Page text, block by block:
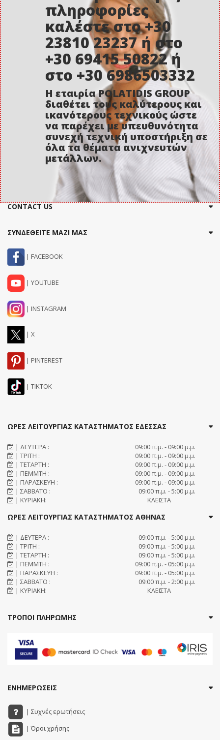
πληροφορίες
καλέστε στο +30
23810 23237 ή στο
+30 69415 50822 ή
στο +30 6986503332
Η εταιρία POLATIDIS GROUP
διαθέτει τους καλύτερους και
ικανότερους τεχνικούς ώστε
να παρέχει με υπευθυνότητα
συνεχή τεχνική υποστήριξη σε
όλα τα θέματα ανιχνευτών
μετάλλων.
CONTACT US
ΣΥΝΔΕΘΕΙΤΕ ΜΑΖΙ ΜΑΣ
| FACEBOOK
| YOUTUBE
| INSTAGRAM
| X
| PINTEREST
| TIKTOK
ΩΡΕΣ ΛΕΙΤΟΥΡΓΙΑΣ ΚΑΤΑΣΤΗΜΑΤΟΣ ΕΔΕΣΣΑΣ
| ΔΕΥΤΕΡΑ :
09:00 π.μ. - 09:00 μ.μ.
| ΤΡΙΤΗ :
09:00 π.μ. - 09:00 μ.μ.
| ΤΕΤΑΡΤΗ :
09:00 π.μ. - 09:00 μ.μ.
| ΠΕΜΜΤΗ :
09:00 π.μ. - 09:00 μ.μ.
| ΠΑΡΑΣΚΕΥΗ :
09:00 π.μ. - 09:00 μ.μ.
| ΣΑΒΒΑΤΟ :
09:00 π.μ. - 5:00 μ.μ.
| ΚΥΡΙΑΚΗ:
ΚΛΕΙΣΤΑ
ΩΡΕΣ ΛΕΙΤΟΥΡΓΙΑΣ ΚΑΤΑΣΤΗΜΑΤΟΣ ΑΘΗΝΑΣ
| ΔΕΥΤΕΡΑ :
09:00 π.μ. - 5:00 μ.μ.
| ΤΡΙΤΗ :
09:00 π.μ. - 5:00 μ.μ.
| ΤΕΤΑΡΤΗ :
09:00 π.μ. - 5:00 μ.μ.
| ΠΕΜΜΤΗ :
09:00 π.μ. - 05:00 μ.μ.
| ΠΑΡΑΣΚΕΥΗ :
09:00 π.μ. - 05:00 μ.μ.
| ΣΑΒΒΑΤΟ :
09:00 π.μ. - 2:00 μ.μ.
| ΚΥΡΙΑΚΗ:
ΚΛΕΙΣΤΑ
ΤΡΟΠΟΙ ΠΛΗΡΩΜΗΣ
ΕΝΗΜΕΡΩΣΕΙΣ
| Συχνές ερωτήσεις
| Όροι χρήσης